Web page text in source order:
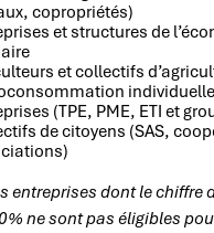
copropriétés)
et structures de
et collectifs
(TPE, PME, ETI et
de citoyens (SAS,
entreprises dont le chiffre
ne sont pas éligibles